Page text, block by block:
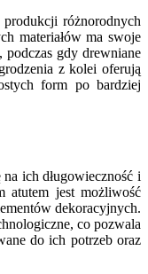
różnorodnych
materiałów ma swoje
podczas gdy drewniane
z kolei oferują
form po bardziej
ich długowieczność i
atutem jest możliwość
dekoracyjnych.
co pozwala
do ich potrzeb oraz